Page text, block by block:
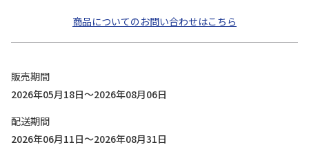
商品についてのお問い合わせはこちら
販売期間
2026年05月18日～2026年08月06日
配送期間
2026年06月11日～2026年08月31日